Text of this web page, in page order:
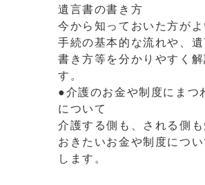
遺言書の書き方
今から知っておいた方が
手続の基本的な流れや、
書き方等を分かりやすく解
す。
●介護のお金や制度にまつ
について
介護する側も、される側も
おきたいお金や制度につ
します。